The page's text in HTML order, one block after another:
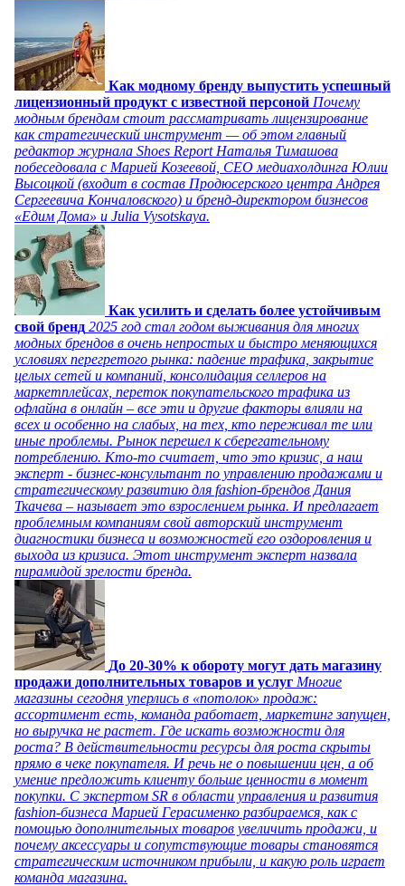
Как модному бренду выпустить успешный
лицензионный продукт с известной персоной Почему
модным брендам стоит рассматривать лицензирование
как стратегический инструмент — об этом главный
редактор журнала Shoes Report Наталья Тимашова
побеседовала с Марией Козеевой, СЕО медиахолдинга Юлии
Высоцкой (входит в состав Продюсерского центра Андрея
Сергеевича Кончаловского) и бренд-директором бизнесов
«Едим Дома» и Julia Vysotskaya.
Как усилить и сделать более устойчивым
свой бренд 2025 год стал годом выживания для многих
модных брендов в очень непростых и быстро меняющихся
условиях перегретого рынка: падение трафика, закрытие
целых сетей и компаний, консолидация селлеров на
маркетплейсах, переток покупательского трафика из
офлайна в онлайн – все эти и другие факторы влияли на
всех и особенно на слабых, на тех, кто переживал те или
иные проблемы. Рынок перешел к сберегательному
потреблению. Кто-то считает, что это кризис, а наш
эксперт - бизнес-консультант по управлению продажами и
стратегическому развитию для fashion-брендов Дания
Ткачева – называет это взрослением рынка. И предлагает
проблемным компаниям свой авторский инструмент
диагностики бизнеса и возможностей его оздоровления и
выхода из кризиса. Этот инструмент эксперт назвала
пирамидой зрелости бренда.
До 20-30% к обороту могут дать магазину
продажи дополнительных товаров и услуг Многие
магазины сегодня уперлись в «потолок» продаж:
ассортимент есть, команда работает, маркетинг запущен,
но выручка не растет. Где искать возможности для
роста? В действительности ресурсы для роста скрыты
прямо в чеке покупателя. И речь не о повышении цен, а об
умение предложить клиенту больше ценности в момент
покупки. С экспертом SR в области управления и развития
fashion-бизнеса Марией Герасименко разбираемся, как с
помощью дополнительных товаров увеличить продажи, и
почему аксессуары и сопутствующие товары становятся
стратегическим источником прибыли, и какую роль играет
команда магазина.